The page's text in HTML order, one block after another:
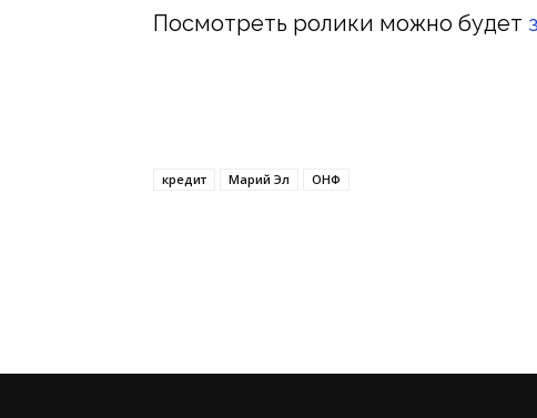
Посмотреть ролики можно будет
кредит Марий Эл ОНФ